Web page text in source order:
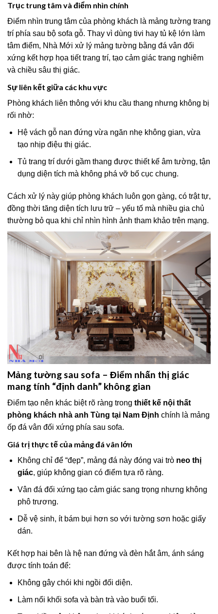
Trục trung tâm và điểm nhìn chính
Điểm nhìn trung tâm của phòng khách là mảng tường trang
trí phía sau bộ sofa gỗ. Thay vì dùng tivi hay tủ kệ lớn làm
tâm điểm, Nhà Mới xử lý mảng tường bằng đá vân đối
xứng kết hợp họa tiết trang trí, tạo cảm giác trang nghiêm
và chiều sâu thị giác.
Sự liên kết giữa các khu vực
Phòng khách liên thông với khu cầu thang nhưng không bị
rối nhờ:
Hệ vách gỗ nan đứng vừa ngăn nhẹ không gian, vừa
tạo nhịp điệu thị giác.
Tủ trang trí dưới gầm thang được thiết kế âm tường, tận
dụng diện tích mà không phá vỡ bố cục chung.
Cách xử lý này giúp phòng khách luôn gọn gàng, có trật tự,
đồng thời tăng diện tích lưu trữ – yếu tố mà nhiều gia chủ
thường bỏ qua khi chỉ nhìn hình ảnh tham khảo trên mạng.
Mảng tường sau sofa – Điểm nhấn thị giác
mang tính “định danh” không gian
Điểm tạo nên khác biệt rõ ràng trong thiết kế nội thất
phòng khách nhà anh Tùng tại Nam Định chính là mảng
ốp đá vân đối xứng phía sau sofa.
Giá trị thực tế của mảng đá vân lớn
Không chỉ để “đẹp”, mảng đá này đóng vai trò neo thị
giác, giúp không gian có điểm tựa rõ ràng.
Vân đá đối xứng tạo cảm giác sang trọng nhưng không
phô trương.
Dễ vệ sinh, ít bám bụi hơn so với tường sơn hoặc giấy
dán.
Kết hợp hai bên là hệ nan đứng và đèn hắt âm, ánh sáng
được tính toán để:
Không gây chói khi ngồi đối diện.
Làm nổi khối sofa và bàn trà vào buổi tối.